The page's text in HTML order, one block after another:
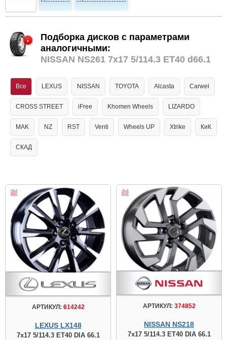
Подборка дисков с параметрами
аналогичными:
NISSAN NS261 7x17 5/114.3 ET40 d66.1
Все LEXUS NISSAN TOYOTA Alcasta Carwel
CROSS STREET iFree Khomen Wheels LIZARDO
MAK NZ RST Venti Wheels UP Xtrike КиК
СКАД
АРТИКУЛ: 614242
LEXUS LX148
7x17 5/114.3 ET40 DIA 66.1
АРТИКУЛ: 374852
NISSAN NS218
7x17 5/114.3 ET40 DIA 66.1